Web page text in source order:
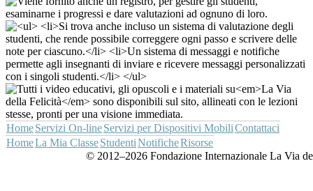
HomeServizi On-lineServizi per Dispositivi MobiliContattaci
HomeLa Mia ClasseStudentiNotificheRisorse
© 2012–2026 Fondazione Internazionale La Via